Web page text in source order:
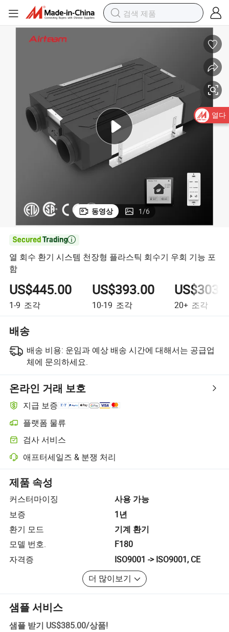
열 회수 환기 시스템 천장형 플라스틱 회수기 우회 기능 포함
동영상 1/6

열 회수 환기 시스템 천장형 플라스틱 회수기 우회 기능 포
함
US$445.00
1-9 조각
US$393.00
10-19 조각 20+ 조각
배송
배송 비용: 운임과 예상 배송 시간에 대해서는 공급업
체에 문의하세요.
온라인 거래 보호
지급 보증
플랫폼 물류
플랫폼 지원 물류를 통한 더 명확한 배송 추적
검사 서비스
선택적 선적 전 검사로 품질 및 수량 확인
애프터세일즈 & 분쟁 처리
플랫폼 지원 분쟁 해결, 해당되는 경우 환불 또는 반품 포함.
제품 속성
커스터마이징
사용 가능
보증
1년
환기 모드
기계 환기
모델 번호.
F180
자격증
ISO9001 -> ISO9001, CE
더 많이보기
샘플 서비스
샘플 받기 US$385.00/상품!
열다